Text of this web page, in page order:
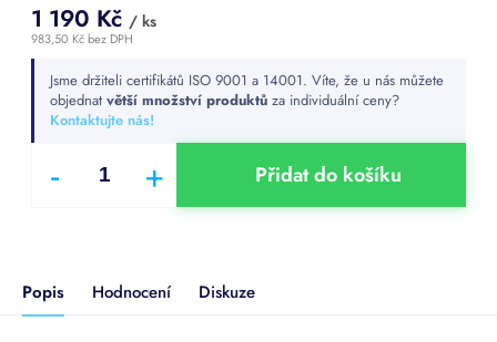
1 190 Kč / ks
983,50 Kč bez DPH
cena:Jsme držiteli certifikátů ISO 9001 a 14001. Víte, že u nás můžete
objednat větší množství produktů za individuální ceny?
Kontaktujte nás!
Přidat do košíku
Popis Hodnocení Diskuze